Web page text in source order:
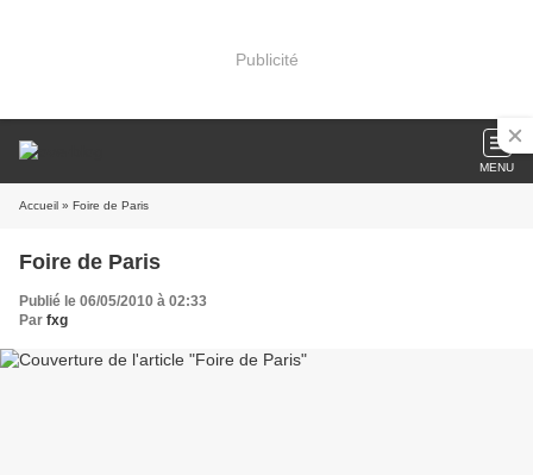
Publicité
MENU
Accueil » Foire de Paris
Foire de Paris
Publié le 06/05/2010 à 02:33
Par fxg